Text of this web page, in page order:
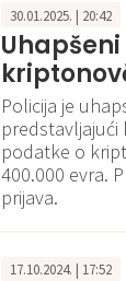
30.01.2025. | 20:42
Policija je
predstavljajući
podatke o
400.000 evra.
prijava.
17.10.2024. | 17:52